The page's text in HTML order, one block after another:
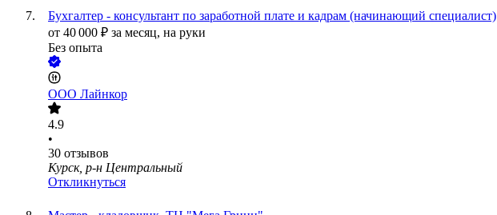
Бухгалтер - консультант по заработной плате и кадрам (начинающий специалист)
от 40 000 ₽ за месяц, на руки
Без опыта
ООО Лайнкор
4.9
•
30 отзывов
Курск, р-н Центральный
Откликнуться